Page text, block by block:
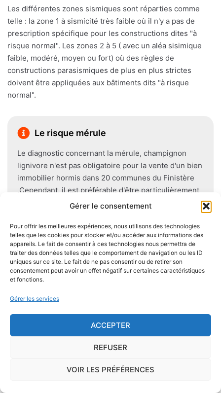
Gérer le consentement
Pour offrir les meilleures expériences, nous utilisons des technologies
telles que les cookies pour stocker et/ou accéder aux informations des
appareils. Le fait de consentir à ces technologies nous permettra de
traiter des données telles que le comportement de navigation ou les ID
uniques sur ce site. Le fait de ne pas consentir ou de retirer son
consentement peut avoir un effet négatif sur certaines caractéristiques
et fonctions.
Gérer les services
ACCEPTER
REFUSER
VOIR LES PRÉFÉRENCES
Les différentes zones sismiques sont réparties comme
telle : la zone 1 à sismicité très faible où il n'y a pas de
prescription spécifique pour les constructions dites "à
risque normal". Les zones 2 à 5 ( avec un aléa sisimique
faible, modéré, moyen ou fort) où des règles de
constructions parasismiques de plus en plus strictes
doivent être appliquées aux bâtiments dits "à risque
normal".
Le risque mérule
Le diagnostic concernant la mérule, champignon
lignivore n'est pas obligatoire pour la vente d'un bien
immobilier hormis dans 20 communes du Finistère
.Cependant, il est préférable d'être particulièrement
vigilant car des chantiers de champignons lignivores
France, en particulier dans le Finistère ou à Paris.
Pour éviter l'apparition et la prolifération de mérule
dans un logement contenant du bois, des règles sont
à respecter lors de la construction de celui-ci.
contact direct entre le bois et le sol
l'étanchéité des façades et toitures ou encore
prévoir des aérations en sous-sol limitent les risques
majeurs d'apparition de champignons lignivores.